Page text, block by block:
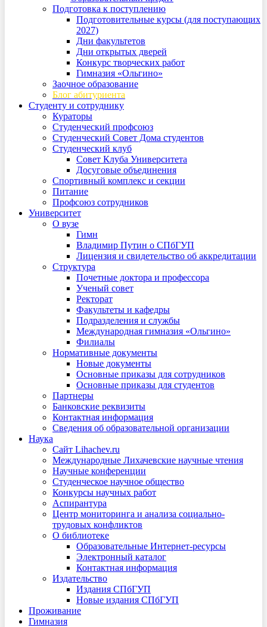
Подготовка к поступлению
Подготовительные курсы (для поступающих
2027)
Дни факультетов
Дни открытых дверей
Конкурс творческих работ
Гимназия «Ольгино»
Заочное образование
Блог абитуриента
Студенту и сотруднику
Кураторы
Студенческий профсоюз
Студенческий Совет Дома студентов
Студенческий клуб
Совет Клуба Университета
Досуговые объединения
Спортивный комплекс и секции
Питание
Профсоюз сотрудников
Университет
О вузе
Гимн
Владимир Путин о СПбГУП
Лицензия и свидетельство об аккредитации
Структура
Почетные доктора и профессора
Ученый совет
Ректорат
Факультеты и кафедры
Подразделения и службы
Международная гимназия «Ольгино»
Филиалы
Нормативные документы
Новые документы
Основные приказы для сотрудников
Основные приказы для студентов
Партнеры
Банковские реквизиты
Контактная информация
Сведения об образовательной организации
Наука
Сайт Lihachev.ru
Международные Лихачевские научные чтения
Научные конференции
Студенческое научное общество
Конкурсы научных работ
Аспирантура
Центр мониторинга и анализа социально-
трудовых конфликтов
О библиотеке
Образовательные Интернет-ресурсы
Электронный каталог
Контактная информация
Издательство
Издания СПбГУП
Новые издания СПбГУП
Проживание
Гимназия